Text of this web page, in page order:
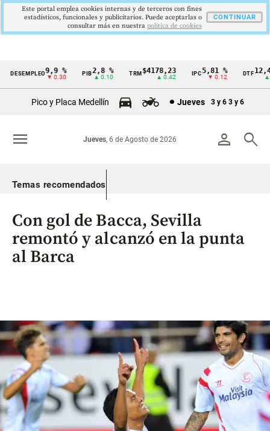
Cintillo
Colombia
DESEMPLEO9,9 %
▼ 0.30
2,8 %
▲ 0.10
TRM$4178,23
▲ 0.42
5,81 %
▼ 0.12
12,48
▲
Pico y Placa Medellín Jueves 3 y 6 3 y 6
person search
Jueves, 6 de Agosto de 2026
menu
Temas recomendados
Con gol de Bacca, Sevilla
remontó y alcanzó en la punta
al Barca
Este portal emplea cookies internas y de terceros con fines
estadísticos, funcionales y publicitarios. Puede aceptarlas o
consultar más en nuestra politica de cookies
CONTINUAR